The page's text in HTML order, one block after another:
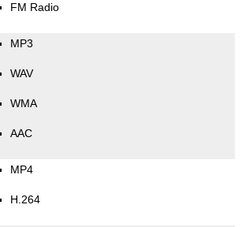
FM Radio
MP3
WAV
WMA
AAC
MP4
H.264